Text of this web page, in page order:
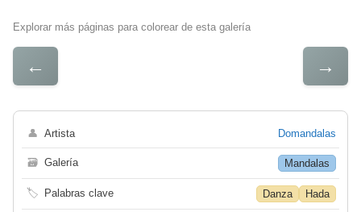
Explorar más páginas para colorear de esta galería
← →
👤 Artista Domandalas
🗃 Galería Mandalas
🏷 Palabras clave Danza Hada